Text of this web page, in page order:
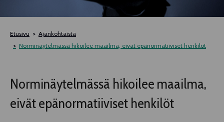
TELTTALAB
OFF TAMPERE
TAPAHTUMIEN YÖ
MUU OHJELMISTO
Etusivu
Ajankohtaista
Norminäytelmässä hikoilee maailma, eivät epänormatiiviset henkilöt
Norminäytelmässä hikoilee maailma,
eivät epänormatiiviset henkilöt